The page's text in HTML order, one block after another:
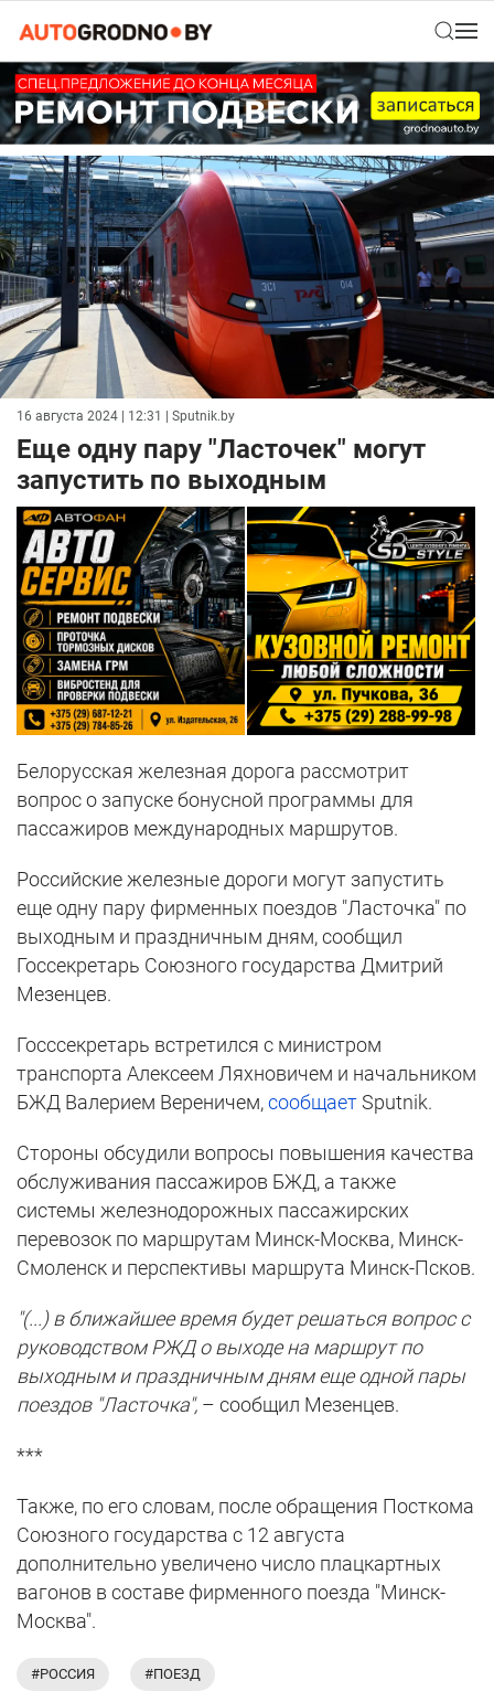
16 августа 2024 | 12:31 | Sputnik.by
Еще одну пару "Ласточек" могут
запустить по выходным
Белорусская железная дорога рассмотрит
вопрос о запуске бонусной программы для
пассажиров международных маршрутов.
Российские железные дороги могут запустить
еще одну пару фирменных поездов "Ласточка" по
выходным и праздничным дням, сообщил
Госсекретарь Союзного государства Дмитрий
Мезенцев.
Госссекретарь встретился с министром
транспорта Алексеем Ляхновичем и начальником
БЖД Валерием Вереничем,сообщаетSputnik.
Стороны обсудили вопросы повышения качества
обслуживания пассажиров БЖД, а также
системы железнодорожных пассажирских
перевозок по маршрутам Минск-Москва, Минск-
Смоленск и перспективы маршрута Минск-Псков.
"(...) в ближайшее время будет решаться вопрос с
руководством РЖД о выходе на маршрут по
выходным и праздничным дням еще одной пары
поездов "Ласточка", – сообщил Мезенцев.
***
Также, по его словам, после обращения Посткома
Союзного государства с 12 августа
дополнительно увеличено число плацкартных
вагонов в составе фирменного поезда "Минск-
Москва".
#РОССИЯ #ПОЕЗД